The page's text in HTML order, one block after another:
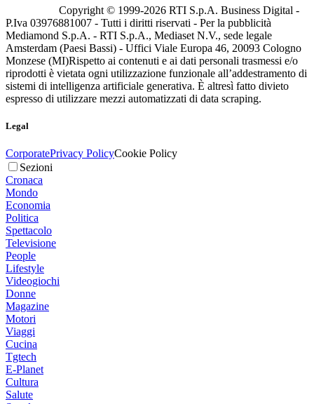
Copyright © 1999-2026 RTI S.p.A. Business Digital -
P.Iva 03976881007 - Tutti i diritti riservati - Per la pubblicità
Mediamond S.p.A. - RTI S.p.A., Mediaset N.V., sede legale
Amsterdam (Paesi Bassi) - Uffici Viale Europa 46, 20093 Cologno
Monzese (MI)Rispetto ai contenuti e ai dati personali trasmessi e/o
riprodotti è vietata ogni utilizzazione funzionale all’addestramento di
sistemi di intelligenza artificiale generativa. È altresì fatto divieto
espresso di utilizzare mezzi automatizzati di data scraping.
Legal
CorporatePrivacy PolicyCookie Policy
Sezioni
Cronaca
Mondo
Economia
Politica
Spettacolo
Televisione
People
Lifestyle
Videogiochi
Donne
Magazine
Motori
Viaggi
Cucina
Tgtech
E-Planet
Cultura
Salute